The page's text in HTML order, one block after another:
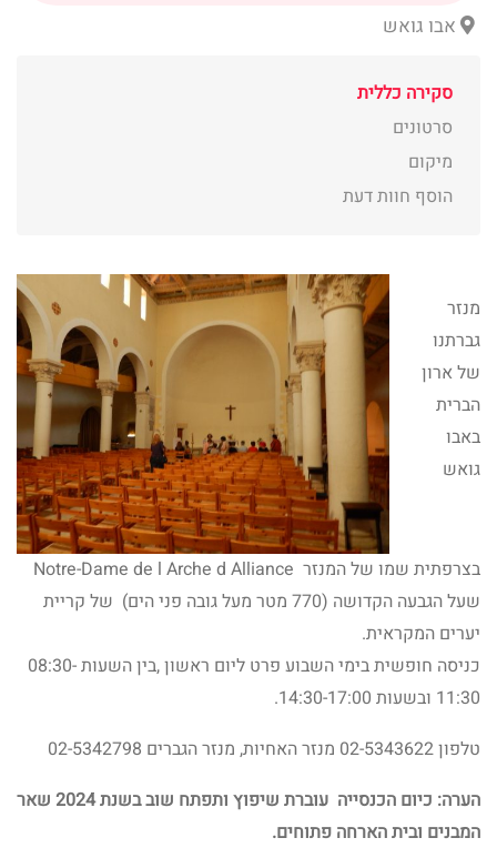
אבו גואש
סקירה כללית
סרטונים
מיקום
הוסף חוות דעת
מנזר
גברתנו
של ארון
הברית
באבו
גואש
שעל הגבעה הקדושה (770 מטר מעל גובה פני הים) של קריית
יערים המקראית.
כניסה חופשית בימי השבוע פרט ליום ראשון ,בין השעות 08:30-
11:30 ובשעות 14:30-17:00.
טלפון 02-5343622 מנזר האחיות, מנזר הגברים 02-5342798
הערה: כיום הכנסייה עוברת שיפוץ ותפתח שוב בשנת 2024 שאר
המבנים ובית הארחה פתוחים.